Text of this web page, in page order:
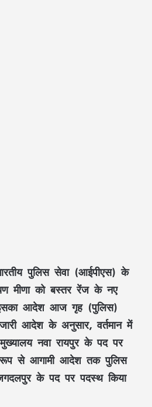
पुलिस सेवा (आईपीएस) के
मीणा को बस्तर रेंज के नए
आदेश आज गृह (पुलिस)
आदेश के अनुसार, वर्तमान में
नवा रायपुर के पद पर
रूप से आगामी आदेश तक पुलिस
के पद पर पदस्थ किया